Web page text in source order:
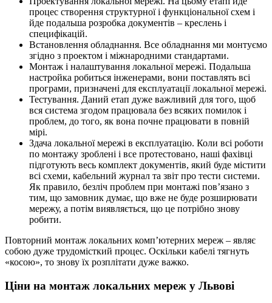
процес створення структурної і функціональної схем і
йде подальша розробка документів – креслень і
специфікацій.
Встановлення обладнання. Все обладнання ми монтуємо
згідно з проектом і міжнародними стандартами.
Монтаж і налаштування локальної мережі. Подальша
настройка робиться інженерами, вони поставлять всі
програми, призначені для експлуатації локальної мережі.
Тестування. Даний етап дуже важливий для того, щоб
вся система згодом працювала без всяких помилок і
проблем, до того, як вона почне працювати в повній
мірі.
Здача локальної мережі в експлуатацію. Коли всі роботи
по монтажу зроблені і все протестовано, наші фахівці
підготують весь комплект документів, який буде містити
всі схеми, кабельний журнал та звіт про тести системи.
Як правило, безліч проблем при монтажі пов’язано з
тим, що замовник думає, що вже не буде розширювати
мережу, а потім виявляється, що це потрібно знову
робити.
Повторний монтаж локальних комп’ютерних мереж – являє
собою дуже трудомісткий процес. Оскільки кабелі тягнуть
«косою», то знову їх розплітати дуже важко.
Ціни на монтаж локальних мереж у Львові